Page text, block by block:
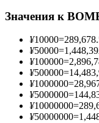
Значения к
¥10000=
¥50000=
¥100000=
¥500000=
¥1000000=
¥5000000=
¥10000000=
¥50000000=